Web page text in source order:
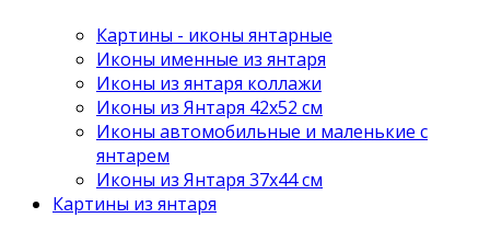
Картины - иконы янтарные
Иконы именные из янтаря
Иконы из янтаря коллажи
Иконы из Янтаря 42х52 см
Иконы автомобильные и маленькие с
янтарем
Иконы из Янтаря 37х44 см
Картины из янтаря